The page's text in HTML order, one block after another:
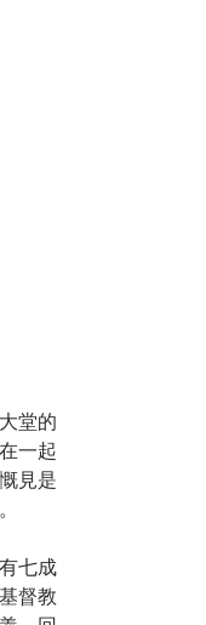
堂的
一起
見是
七成
督教